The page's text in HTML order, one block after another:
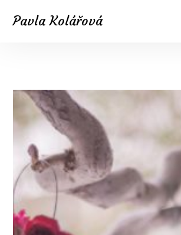
Pavla Kolářová